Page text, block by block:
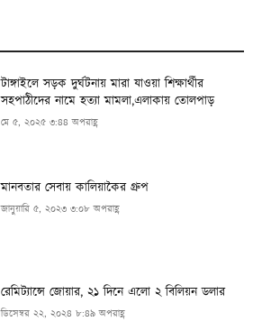
টাঙ্গাইলে সড়ক দুর্ঘটনায় মারা যাওয়া শিক্ষার্থীর
সহপাঠীদের নামে হত্যা মামলা,এলাকায় তোলপাড়
মে ৫, ২০২৫ ৩:৪৪ অপরাহ্ণ
মানবতার সেবায় কালিয়াকৈর গ্রুপ
জানুয়ারি ৫, ২০২৩ ৩:০৮ অপরাহ্ণ
রেমিট্যান্সে জোয়ার, ২১ দিনে এলো ২ বিলিয়ন ডলার
ডিসেম্বর ২২, ২০২৪ ৮:৪৯ অপরাহ্ণ